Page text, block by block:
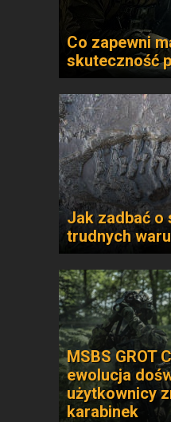
Co zapewni
skuteczność
Jak zadbać o
trudnych
MSBS GROT
ewolucja
użytkownicy
karabinek